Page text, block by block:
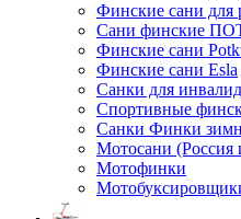
Финские сани для
Сани финские
Финские сани
Финские сани Esla
Санки для
Спортивные
Санки Финки
Мотосани
Мотофинки